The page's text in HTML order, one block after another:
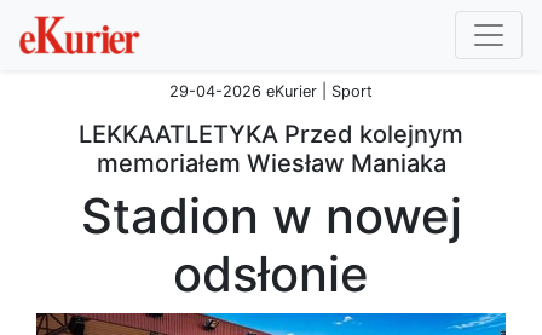
29-04-2026 eKurier | Sport
LEKKAATLETYKA Przed kolejnym
memoriałem Wiesław Maniaka
Stadion w nowej
odsłonie